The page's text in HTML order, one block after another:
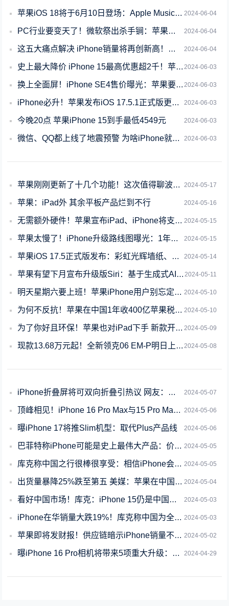
2024-06-04
苹果iOS 18将于6月10日登场：Apple Music支持智能歌曲过渡功能
2024-06-04
PC行业要变天了！微软祭出杀手锏：苹果接得住吗
2024-06-04
这五大痛点解决 iPhone销量将再创新高！友商要慌
2024-06-03
史上最大降价 iPhone 15最高优惠超2千！苹果开卖1小时成交超15亿 国人
2024-06-03
换上全面屏！iPhone SE4售价曝光：苹果要大涨价
2024-06-03
iPhone必升！苹果发布iOS 17.5.1正式版更新：紧急修复已删除照片重新
2024-06-03
今晚20点 苹果iPhone 15到手最低4549元
2024-06-03
微信、QQ都上线了地震预警 为啥iPhone就没有！这事不简单
2024-05-17
苹果刚刚更新了十几个功能！这次值得聊波大的
2024-05-16
苹果：iPad外 其余平板产品烂到不行
2024-05-15
无需额外硬件！苹果宣布iPad、iPhone将支持眼动追踪
2024-05-15
苹果太慢了！iPhone升级路线图曝光：1年后才配12G内存 2026年有折叠屏
2024-05-14
苹果iOS 17.5正式版发布：彩虹光辉墙纸、欧盟侧载正式上线
2024-05-11
苹果有望下月宣布升级版Siri：基于生成式AI打造 能连续聊天了
2024-05-10
明天星期六要上班！苹果iPhone用户别忘定闹钟
2024-05-10
为何不反抗！苹果在中国1年收400亿苹果税：抽佣率仍为全球最高标准
2024-05-09
为了你好且环保！苹果也对iPad下手 新款开始不附赠充电器
2024-05-08
现款13.68万元起！全新领克06 EM-P明日上市：外观配色全部换新
2024-05-07
iPhone折叠屏将可双向折叠引热议 网友：成品遥遥无期
2024-05-06
顶峰相见！iPhone 16 Pro Max与15 Pro Max有这些区别
2024-05-06
曝iPhone 17将推Slim机型：取代Plus产品线
2024-05-05
巴菲特称iPhone可能是史上最伟大产品：价值远远被低估了
2024-05-05
库克称中国之行很棒很享受：相信iPhone会重获中国消费者青睐
2024-05-04
出货量暴降25%跌至第五 美媒：苹果在中国正失去高端吸引力
2024-05-03
看好中国市场！库克：iPhone 15仍是中国最畅销手机 苹果无惧华为等竞争对手
2024-05-03
iPhone在华销量大跌19%！库克称中国为全球竞争最激烈的市场
2024-05-02
苹果即将发财报！供应链暗示iPhone销量不容乐观
2024-04-29
曝iPhone 16 Pro相机将带来5项重大升级：有6倍长焦